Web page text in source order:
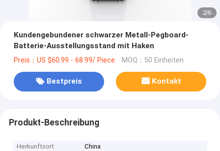
2/6
Kundengebundener schwarzer Metall-Pegboard-
Batterie-Ausstellungsstand mit Haken
Preis：US $60.99 - 68.99/ Piece MOQ：50 Einheiten
Bestpreis Kontakt
Produkt-Beschreibung
Herkunftsort
China